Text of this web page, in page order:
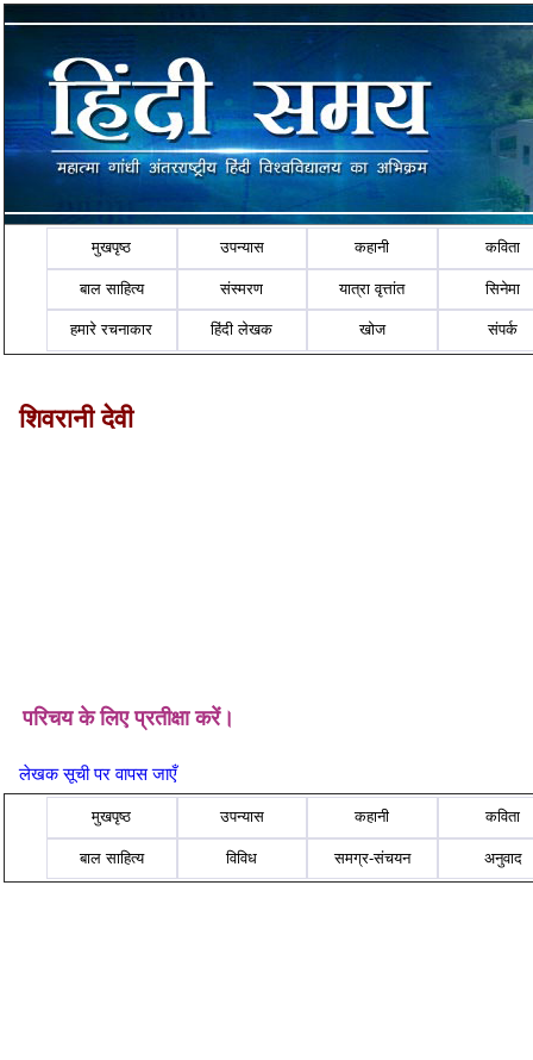
मुखपृष्ठ उपन्यास कहानी कविता
बाल साहित्य संस्मरण यात्रा वृत्तांत सिनेमा
हमारे रचनाकार हिंदी लेखक खोज संपर्क
शिवरानी देवी
परिचय के लिए प्रतीक्षा करें।
लेखक सूची पर वापस जाएँ
मुखपृष्ठ उपन्यास कहानी कविता
बाल साहित्य विविध समग्र-संचयन अनुवाद